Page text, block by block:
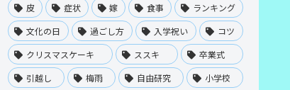
皮
症状 嫁 食事
ランキング
文化の日
過ごし方 入学祝い
コツ
クリスマスケーキ
ススキ
卒業式
引越し
梅雨 自由研究 小学校